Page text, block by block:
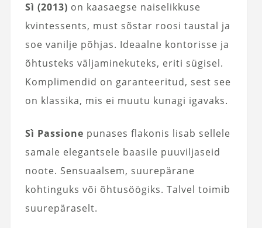
Sì (2013) on kaasaegse naiselikkuse
kvintessents, must sõstar roosi taustal ja
soe vanilje põhjas. Ideaalne kontorisse ja
õhtusteks väljaminekuteks, eriti sügisel.
Komplimendid on garanteeritud, sest see
on klassika, mis ei muutu kunagi igavaks.
Sì Passione punases flakonis lisab sellele
samale elegantsele baasile puuviljaseid
noote. Sensuaalsem, suurepärane
kohtinguks või õhtusöögiks. Talvel toimib
suurepäraselt.